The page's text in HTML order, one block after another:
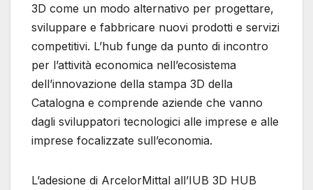
3D come un modo alternativo per progettare,
sviluppare e fabbricare nuovi prodotti e servizi
competitivi. L’hub funge da punto di incontro
per l’attività economica nell’ecosistema
dell’innovazione della stampa 3D della
Catalogna e comprende aziende che vanno
dagli sviluppatori tecnologici alle imprese e alle
imprese focalizzate sull’economia.
L’adesione di ArcelorMittal all’IUB 3D HUB